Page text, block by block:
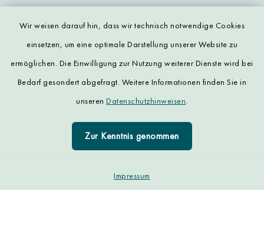
Wir weisen darauf hin, dass wir technisch notwendige Cookies
einsetzen, um eine optimale Darstellung unserer Website zu
ermöglichen. Die Einwilligung zur Nutzung weiterer Dienste wird bei
Bedarf gesondert abgefragt. Weitere Informationen finden Sie in
unserenDatenschutzhinweisen.
Zur Kenntnis genommen
Impressum
Kontakt
Impressum
Sitemap